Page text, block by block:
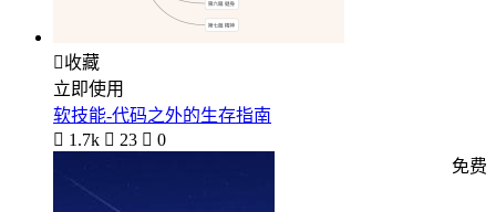
收藏
立即使用
软技能-代码之外的生存指南
 1.7k  23  0
免费